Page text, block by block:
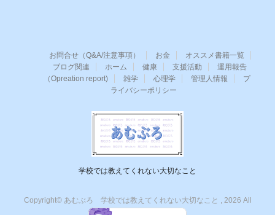
お問合せ（Q&A/注意事項） お金
オススメ書籍一覧
ブログ関連
ホーム 健康 支援活動
運用報告
（Opreation report)
雑学 心理学 管理人情報
プ
ライバシーポリシー
学校では教えてくれない大切なこと
Copyright© あむぶろ 学校では教えてくれない大切なこと , 2026 All
Rights Reserved.